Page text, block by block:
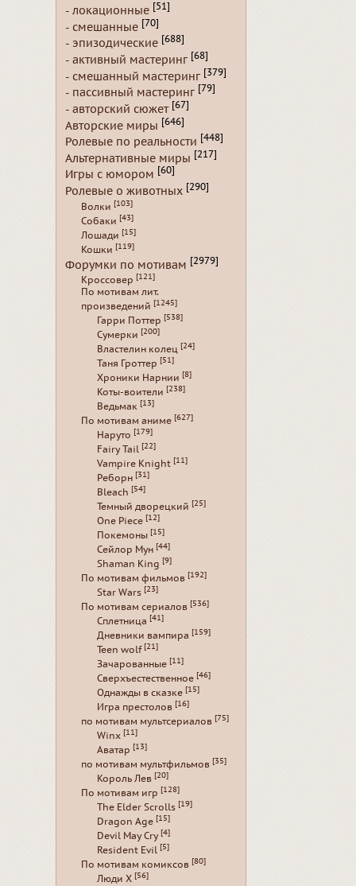
- локационные [51]
- смешанные [70]
- эпизодические [688]
- активный мастеринг [68]
- смешанный мастеринг [379]
- пассивный мастеринг [79]
- авторский сюжет [67]
Авторские миры [646]
Ролевые по реальности [448]
Альтернативные миры [217]
Игры с юмором [60]
Ролевые о животных [290]
Волки [103]
Собаки [43]
Лошади [15]
Кошки [119]
Форумки по мотивам [2979]
Кроссовер [121]
По мотивам лит.
произведений [1245]
Гарри Поттер [538]
Сумерки [200]
Властелин колец [24]
Таня Гроттер [51]
Хроники Нарнии [8]
Коты-воители [238]
Ведьмак [13]
По мотивам аниме [627]
Наруто [179]
Fairy Tail [22]
Vampire Knight [11]
Реборн [31]
Bleach [54]
Темный дворецкий [25]
One Piece [12]
Покемоны [15]
Сейлор Мун [44]
Shaman King [9]
По мотивам фильмов [192]
Star Wars [23]
По мотивам сериалов [536]
Сплетница [41]
Дневники вампира [159]
Teen wolf [21]
Зачарованные [11]
Сверхъестественное [46]
Однажды в сказке [15]
Игра престолов [16]
по мотивам мультсериалов [75]
Winx [11]
Аватар [13]
по мотивам мультфильмов [35]
Король Лев [20]
По мотивам игр [128]
The Elder Scrolls [19]
Dragon Age [15]
Devil May Cry [4]
Resident Evil [5]
По мотивам комиксов [80]
Люди Х [56]